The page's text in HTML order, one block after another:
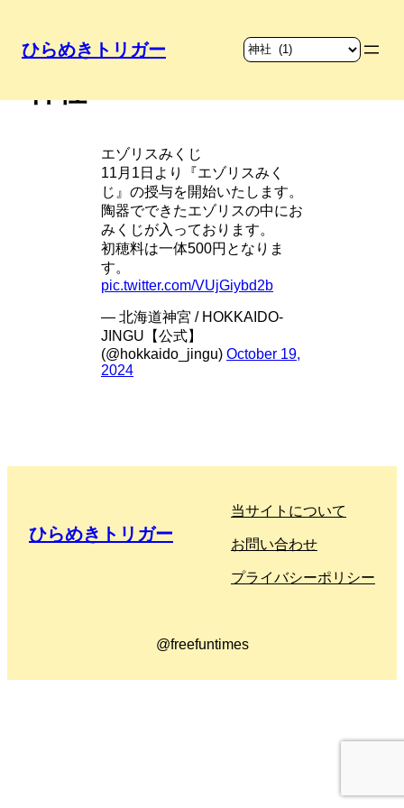
容
ひらめきトリガー
エゾリスみくじ
11月1日より『エゾリスみく
じ』の授与を開始いたします。
陶器でできたエゾリスの中にお
みくじが入っております。
初穂料は一体500円となりま
す。
pic.twitter.com/VUjGiybd2b
— 北海道神宮 / HOKKAIDO-
JINGU【公式】
(@hokkaido_jingu) October 19,
2024
ひらめきトリガー
当サイトについて
お問い合わせ
プライバシーポリシー
@freefuntimes